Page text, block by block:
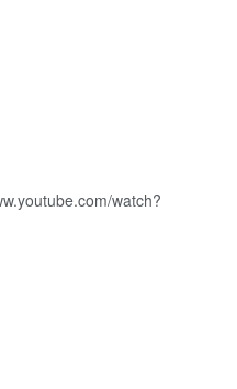
watch?